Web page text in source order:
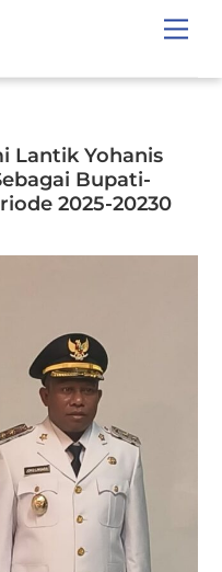
Lantik Yohanis
Bupati-
2025-20230